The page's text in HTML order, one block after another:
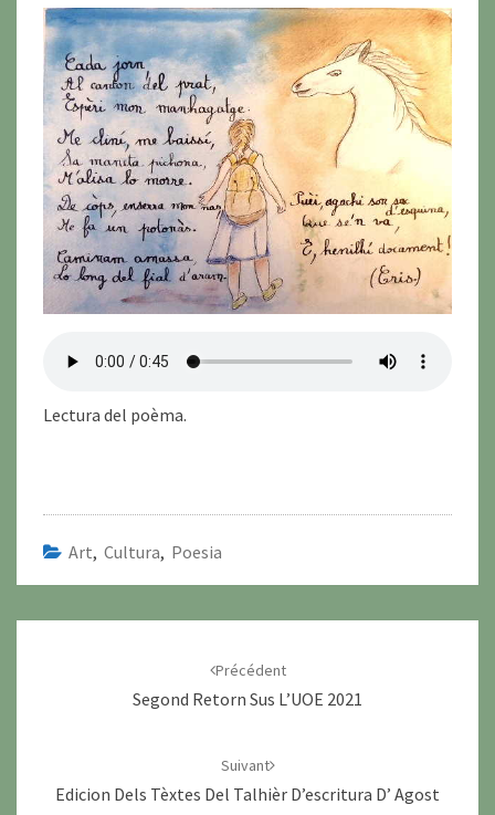
Lectura del poèma.
Art, Cultura, Poesia
Précédent
Segond Retorn Sus L’UOE 2021
Suivant
Edicion Dels Tèxtes Del Talhièr D’escritura D’ Agost